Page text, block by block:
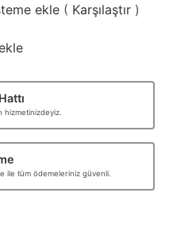
ekle ( Karşılaştır )
hizmetinizdeyiz.
ile tüm ödemeleriniz güvenli.